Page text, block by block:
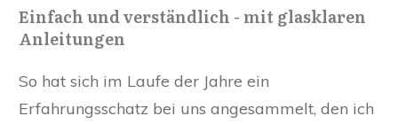
Einfach und verständlich - mit glasklaren
Anleitungen
So hat sich im Laufe der Jahre ein
Erfahrungsschatz bei uns angesammelt, den ich